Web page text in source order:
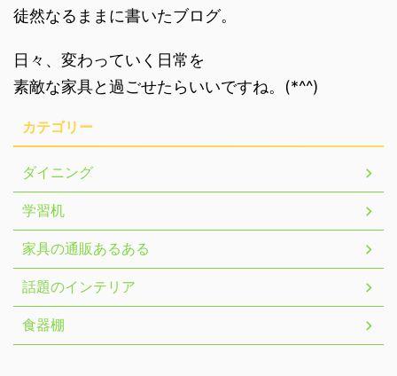
徒然なるままに書いたブログ。
日々、変わっていく日常を
素敵な家具と過ごせたらいいですね。(*^^)
カテゴリー
ダイニング
学習机
家具の通販あるある
話題のインテリア
食器棚